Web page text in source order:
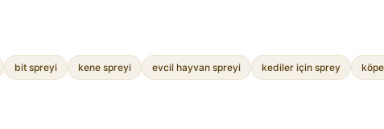
bit spreyi kene spreyi evcil hayvan spreyi kediler için sprey